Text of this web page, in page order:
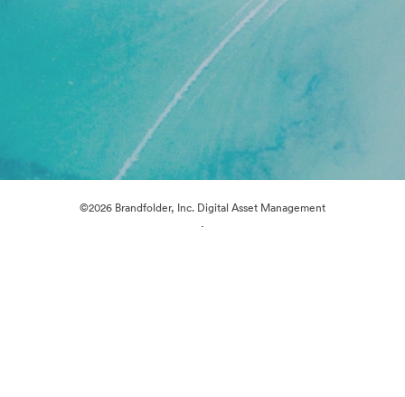
©2026 Brandfolder, Inc. Digital Asset Management
·